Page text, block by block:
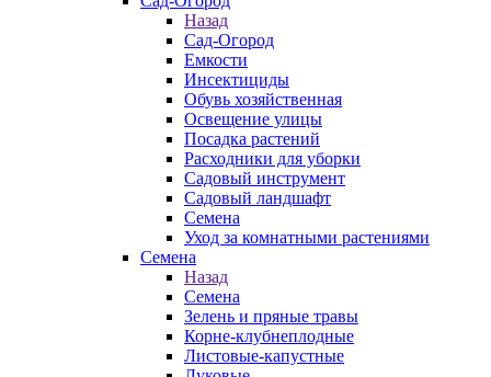
Назад
Сад-Огород
Емкости
Инсектициды
Обувь хозяйственная
Освещение улицы
Посадка растений
Расходники для уборки
Садовый инструмент
Садовый ландшафт
Семена
Уход за комнатными растениями
Семена
Назад
Семена
Зелень и пряные травы
Корне-клубнеплодные
Листовые-капустные